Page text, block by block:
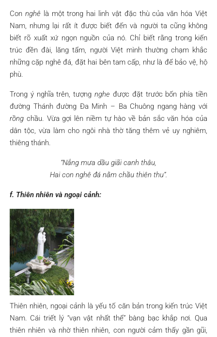
Con nghê là một trong hai linh vật đặc thù của văn hóa Việt
Nam, nhưng lại rất ít được biết đến và người ta cũng không
biết rõ xuất xứ ngọn nguồn của nó. Chỉ biết rằng trong kiến
trúc đền đài, lăng tẩm, người Việt mình thường chạm khắc
những cặp nghê đá, đặt hai bên tam cấp, như là để bảo vệ, hộ
phù.
Trong ý nghĩa trên, tượngnghe được đặt trước bốn phía tiền
đường Thánh đường Đa Minh – Ba Chuông ngang hàng với
rồng chầu. Vừa gợi lên niềm tự hào về bản sắc văn hóa của
dân tộc, vừa làm cho ngôi nhà thờ tăng thêm vẻ uy nghiêm,
thiêng thánh.
“Nắng mưa dầu giãi canh thâu,
Hai con nghê đá nằm chầu thiên thu”.
f. Thiên nhiên và ngoại cảnh:
Thiên nhiên, ngoại cảnh là yếu tố căn bản trong kiến trúc Việt
Nam. Cái triết lý “vạn vật nhất thể” bàng bạc khắp nơi. Qua
thiên nhiên và nhờ thiên nhiên, con người cảm thấy gần gũi,